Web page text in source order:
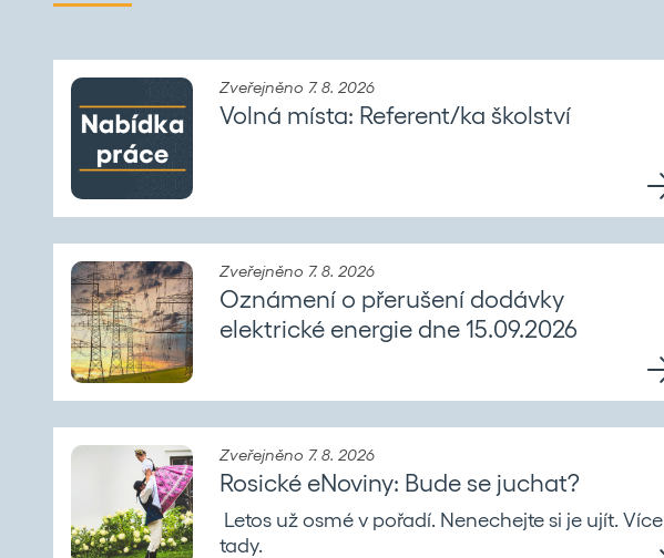
Zveřejněno 7. 8. 2026
Volná místa: Referent/ka školství
Zveřejněno 7. 8. 2026
Oznámení o přerušení dodávky
elektrické energie dne 15.09.2026
Zveřejněno 7. 8. 2026
Rosické eNoviny: Bude se juchat?
Letos už osmé v pořadí. Nenechejte si je ujít. Více
tady.